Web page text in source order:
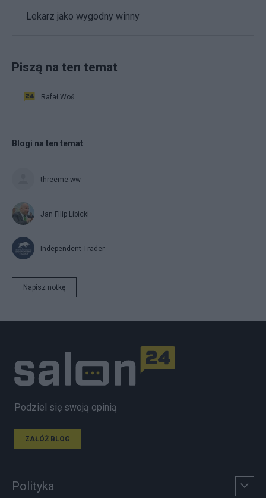
Lekarz jako wygodny winny
Piszą na ten temat
Rafał Woś
Blogi na ten temat
threeme-ww
Jan Filip Libicki
Independent Trader
Napisz notkę
Podziel się swoją opinią
ZAŁÓŻ BLOG
Polityka